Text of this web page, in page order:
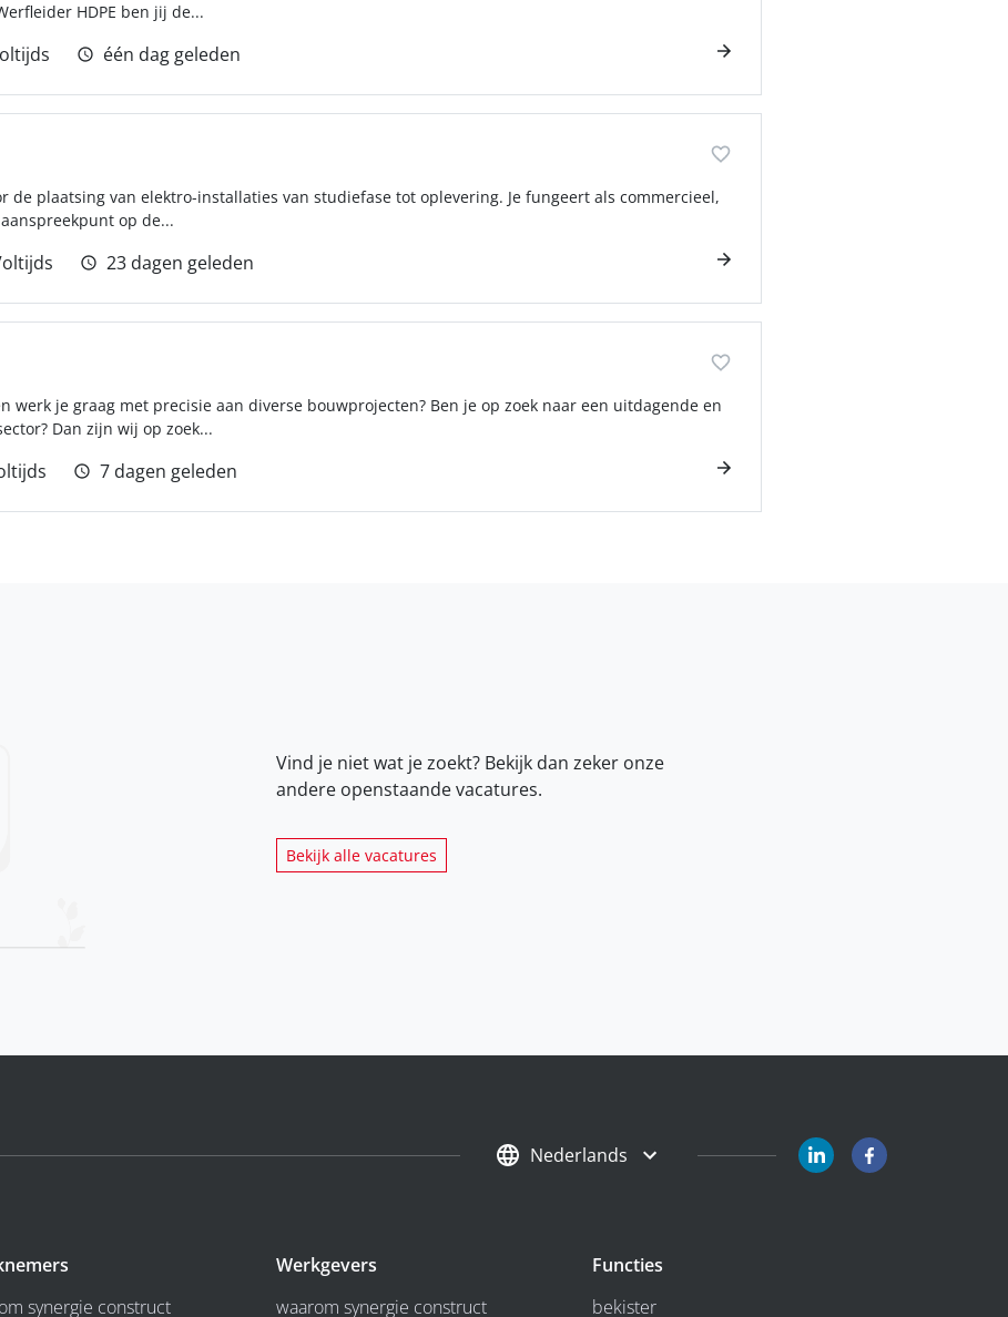
HDPE ben jij de...
één dag geleden
de plaatsing van elektro-installaties van studiefase tot oplevering. Je fungeert als commercieel,
op de...
23 dagen geleden
werk je graag met precisie aan diverse bouwprojecten? Ben je op zoek naar een uitdagende en
Dan zijn wij op zoek...
7 dagen geleden
Vind je niet wat je zoekt? Bekijk dan zeker onze
andere openstaande vacatures.
Bekijk alle vacatures
Nederlands
synergie construct
Werkgevers
waarom synergie construct
Functies
bekister